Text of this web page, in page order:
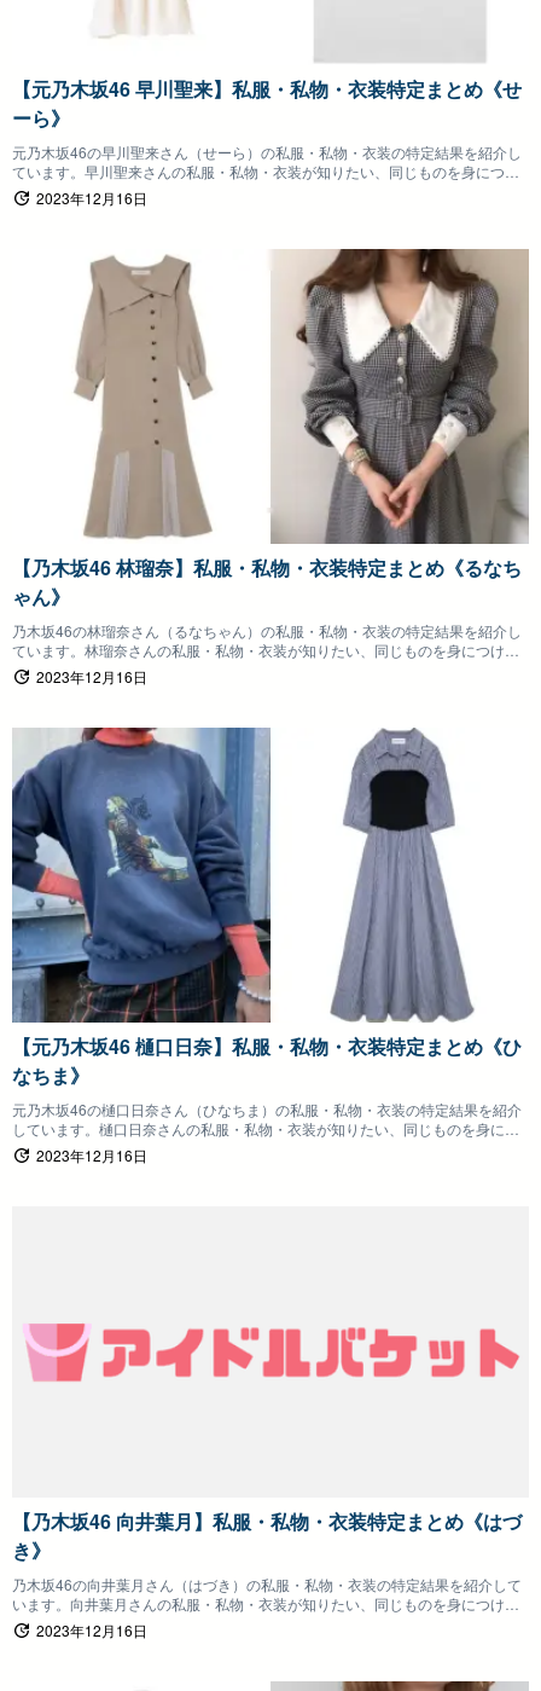
【元乃木坂46 早川聖来】私服・私物・衣装特定まとめ《せ
ーら》
元乃木坂46の早川聖来さん（せーら）の私服・私物・衣装の特定結果を紹介し
ています。早川聖来さんの私服・私物・衣装が知りたい、同じものを身につけ
たいファンの方は参考にしていただけると嬉しいです。
2023年12月16日
【乃木坂46 林瑠奈】私服・私物・衣装特定まとめ《るなち
ゃん》
乃木坂46の林瑠奈さん（るなちゃん）の私服・私物・衣装の特定結果を紹介し
ています。林瑠奈さんの私服・私物・衣装が知りたい、同じものを身につけた
いファンの方は参考にしていただけると嬉しいです。
2023年12月16日
【元乃木坂46 樋口日奈】私服・私物・衣装特定まとめ《ひ
なちま》
元乃木坂46の樋口日奈さん（ひなちま）の私服・私物・衣装の特定結果を紹介
しています。樋口日奈さんの私服・私物・衣装が知りたい、同じものを身につ
けたいファンの方は参考にしていただけると嬉しいです。
2023年12月16日
【乃木坂46 向井葉月】私服・私物・衣装特定まとめ《はづ
き》
乃木坂46の向井葉月さん（はづき）の私服・私物・衣装の特定結果を紹介して
います。向井葉月さんの私服・私物・衣装が知りたい、同じものを身につけた
いファンの方は参考にしていただけると嬉しいです。
2023年12月16日